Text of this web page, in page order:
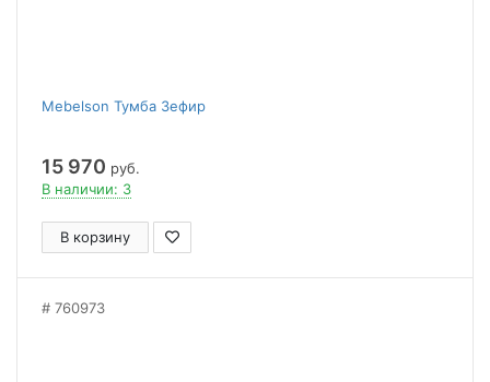
Mebelson Тумба Зефир
15 970 руб.
В наличии: 3
В корзину
760973